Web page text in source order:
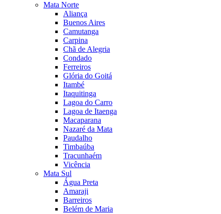
Mata Norte
Aliança
Buenos Aires
Camutanga
Carpina
Chã de Alegria
Condado
Ferreiros
Glória do Goitá
Itambé
Itaquitinga
Lagoa do Carro
Lagoa de Itaenga
Macaparana
Nazaré da Mata
Paudalho
Timbaúba
Tracunhaém
Vicência
Mata Sul
Água Preta
Amaraji
Barreiros
Belém de Maria